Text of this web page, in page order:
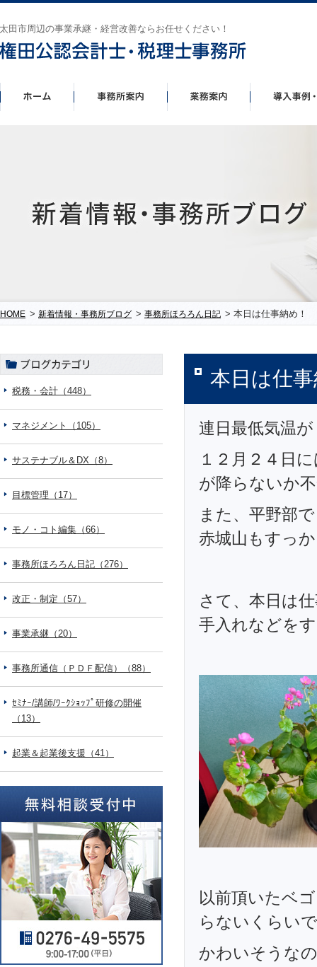
太田市周辺の事業承継・経営改善ならお任せください！
HOME > 新着情報・事務所ブログ > 事務所ほろろん日記 > 本日は仕事納め！
本日は仕
連日最低気温
１２月２４日
が降らないか
また、平野部
赤城山もすっ
さて、本日は
手入れなどを
以前頂いたベ
らないくらい
かわいそうな
税務・会計（448）
マネジメント（105）
サステナブル＆DX（8）
目標管理（17）
モノ・コト編集（66）
事務所ほろろん日記（276）
改正・制定（57）
事業承継（20）
事務所通信（ＰＤＦ配信）（88）
ｾﾐﾅｰ/講師/ﾜｰｸｼｮｯﾌﾟ研修の開催
（13）
起業＆起業後支援（41）